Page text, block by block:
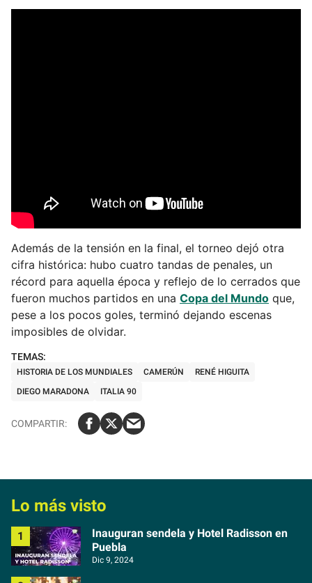
Además de la tensión en la final, el torneo dejó otra
cifra histórica: hubo cuatro tandas de penales, un
récord para aquella época y reflejo de lo cerrados que
fueron muchos partidos en una Copa del Mundo que,
pese a los pocos goles, terminó dejando escenas
imposibles de olvidar.
HISTORIA DE LOS MUNDIALES CAMERÚN
RENÉ HIGUITA
DIEGO MARADONA
ITALIA 90
Lo más visto
Inauguran sendela y Hotel Radisson en
Puebla
Dic 9, 2024